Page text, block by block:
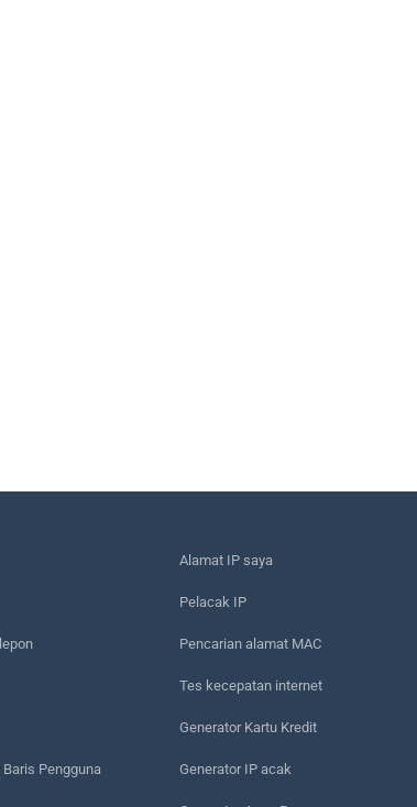
Baris Pengguna
Alamat IP saya
Pelacak IP
Pencarian alamat MAC
Tes kecepatan internet
Generator Kartu Kredit
Generator IP acak